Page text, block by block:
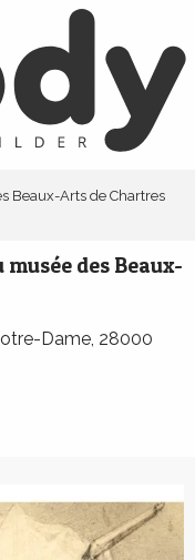
Beaux-Arts de Chartres
musée des Beaux-
Dame, 28000